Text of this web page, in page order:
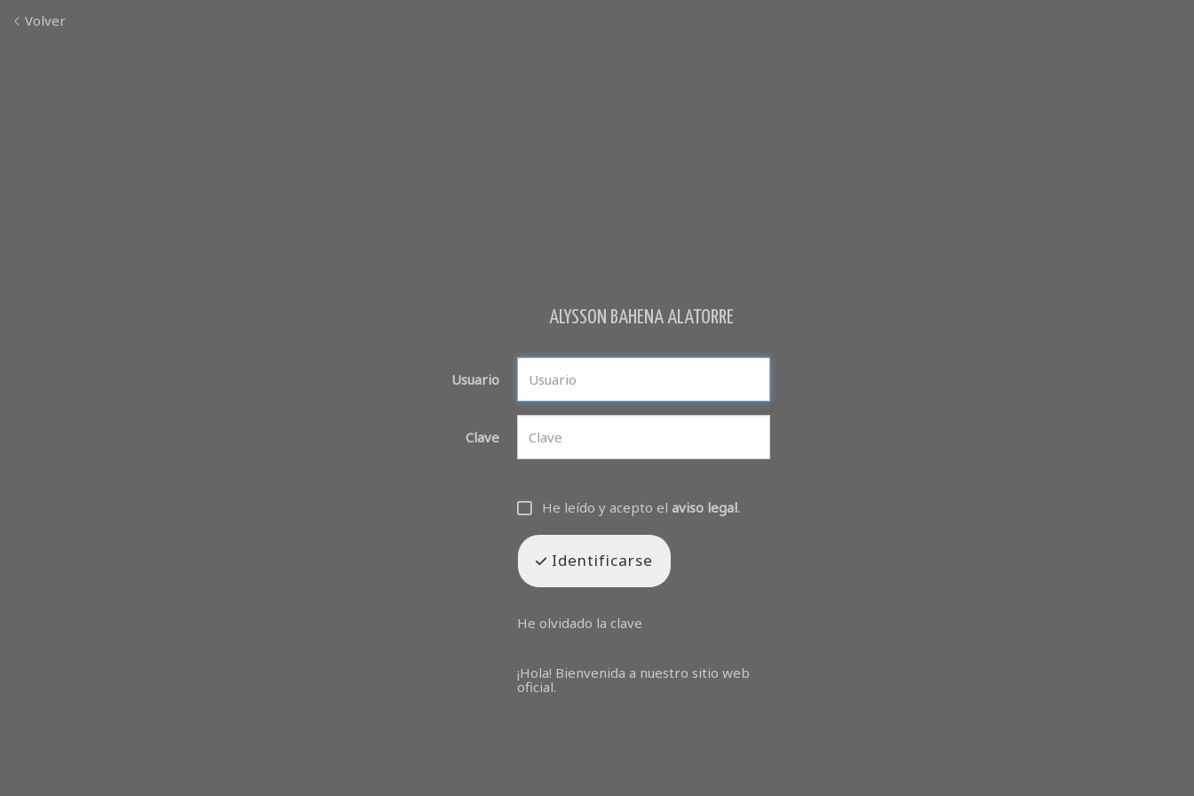
Volver
ALYSSON BAHENA ALATORRE
Usuario
Clave
He leído y acepto el aviso legal.
Identificarse
He olvidado la clave
¡Hola! Bienvenida a nuestro sitio web
oficial.